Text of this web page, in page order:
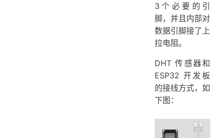
3个必要的引
脚，并且内部对
数据引脚接了上
拉电阻。
DHT 传感器和
ESP32 开发板
的接线方式，如
下图：